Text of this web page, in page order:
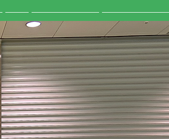
アクセス・お問合せ プライバシーポリシー